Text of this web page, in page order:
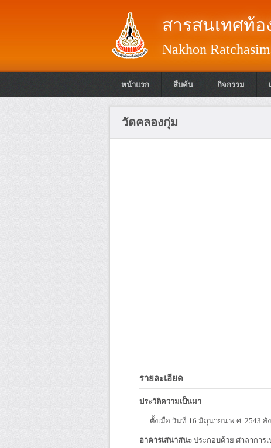
สารสนเทศท้
Nakhon
หน้าแรก สืบค้น กิจกรรม
วัดคลองกุ่ม
รายละเอียด
ประวัติความเป็นมา
ตั้งเมื่อ วันที่ 16 มิถุนายน พ.ศ. 2543 สั
อาคารเสนาสนะ ประกอบด้วย ศาลากา